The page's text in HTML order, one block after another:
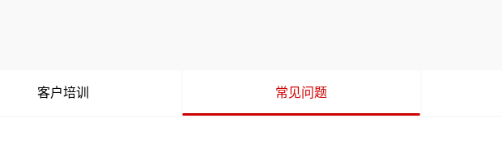
客户培训 常见问题